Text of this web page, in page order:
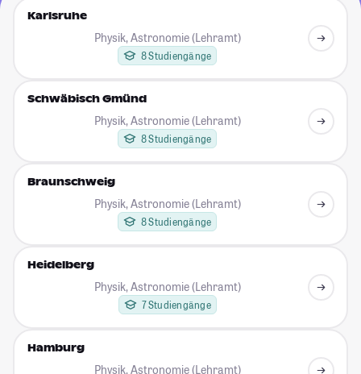
Karlsruhe
Physik, Astronomie (Lehramt)
8 Studiengänge
Schwäbisch Gmünd
Physik, Astronomie (Lehramt)
8 Studiengänge
Braunschweig
Physik, Astronomie (Lehramt)
8 Studiengänge
Heidelberg
Physik, Astronomie (Lehramt)
7 Studiengänge
Hamburg
Physik, Astronomie (Lehramt)